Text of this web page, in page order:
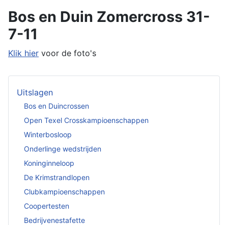
Bos en Duin Zomercross 31-
7-11
Klik hier voor de foto's
Uitslagen
Bos en Duincrossen
Open Texel Crosskampioenschappen
Winterbosloop
Onderlinge wedstrijden
Koninginneloop
De Krimstrandlopen
Clubkampioenschappen
Coopertesten
Bedrijvenestafette